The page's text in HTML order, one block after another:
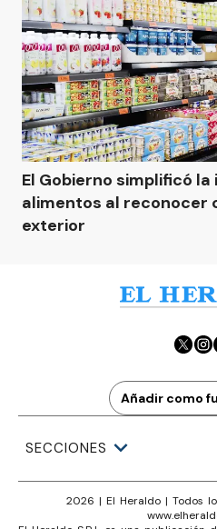
El Gobierno simplificó
alimentos al reconocer
exterior
Añadir como
SECCIONES
2026 | El Heraldo | Todos
www.